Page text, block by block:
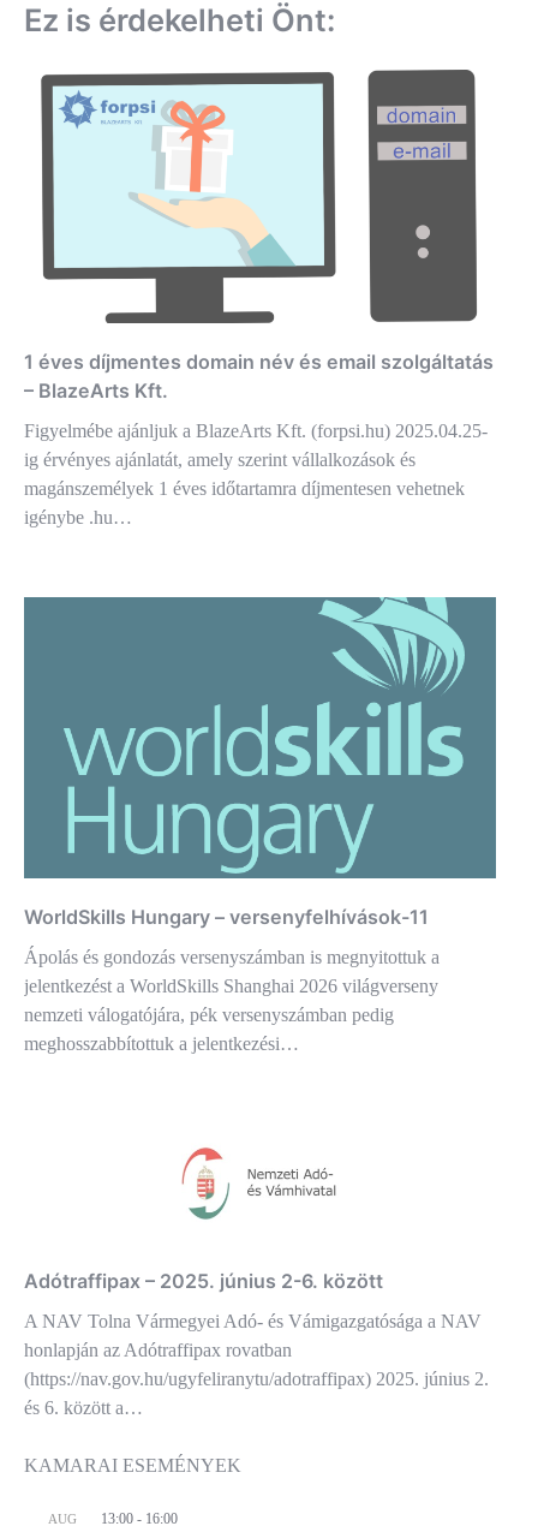
Ez is érdekelheti Önt:
1 éves díjmentes domain név és email szolgáltatás
– BlazeArts Kft.
Figyelmébe ajánljuk a BlazeArts Kft. (forpsi.hu) 2025.04.25-
ig érvényes ajánlatát, amely szerint vállalkozások és
magánszemélyek 1 éves időtartamra díjmentesen vehetnek
igénybe .hu…
WorldSkills Hungary – versenyfelhívások-11
Ápolás és gondozás versenyszámban is megnyitottuk a
jelentkezést a WorldSkills Shanghai 2026 világverseny
nemzeti válogatójára, pék versenyszámban pedig
meghosszabbítottuk a jelentkezési…
Adótraffipax – 2025. június 2-6. között
A NAV Tolna Vármegyei Adó- és Vámigazgatósága a NAV
honlapján az Adótraffipax rovatban
(https://nav.gov.hu/ugyfeliranytu/adotraffipax) 2025. június 2.
és 6. között a…
KAMARAI ESEMÉNYEK
AUG 13:00 - 16:00